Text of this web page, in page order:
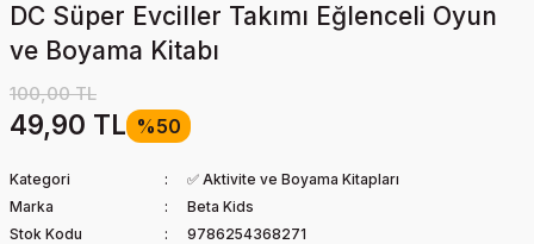
DC Süper Evciller Takımı Eğlenceli Oyun
ve Boyama Kitabı
100,00 TL
49,90 TL %50
Kategori
✅ Aktivite ve Boyama Kitapları
Marka
Beta Kids
Stok Kodu
9786254368271